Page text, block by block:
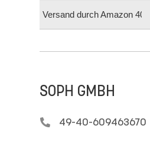
Versand durch Amazon 4000
SOPH GMBH
 49-40-609463670